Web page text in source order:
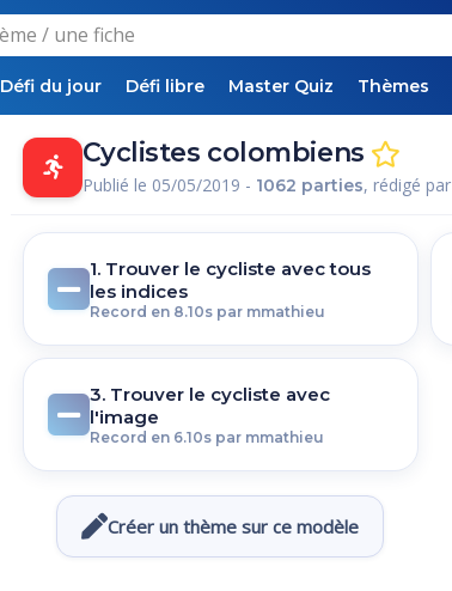
Défi du jour Défi libre Master Quiz Thèmes
Cyclistes colombiens
Publié le 05/05/2019 - 1062 parties, rédigé par
1. Trouver le cycliste avec tous
les indices
Record en 8.10s par mmathieu
3. Trouver le cycliste avec
l'image
Record en 6.10s par mmathieu
Créer un thème sur ce modèle